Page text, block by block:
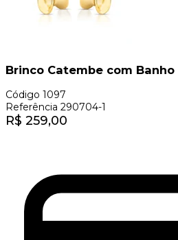
Brinco Catembe com Banho
Código 1097
Referência 290704-1
R$ 259,00